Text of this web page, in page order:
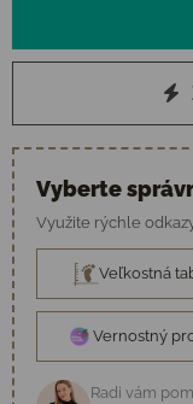
Vyberte
Využite rýchle
Veľkostná
Vernostný
Radi vám